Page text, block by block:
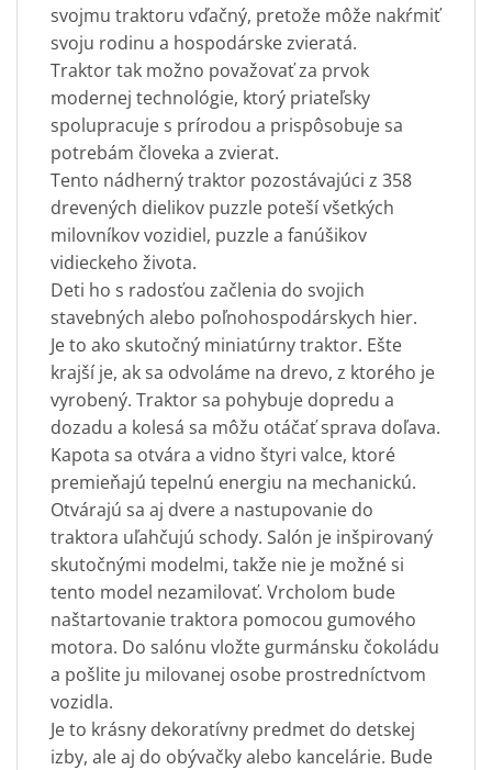
svojmu traktoru vďačný, pretože môže nakŕmiť
svoju rodinu a hospodárske zvieratá.
Traktor tak možno považovať za prvok
modernej technológie, ktorý priateľsky
spolupracuje s prírodou a prispôsobuje sa
potrebám človeka a zvierat.
Tento nádherný traktor pozostávajúci z 358
drevených dielikov puzzle poteší všetkých
milovníkov vozidiel, puzzle a fanúšikov
vidieckeho života.
Deti ho s radosťou začlenia do svojich
stavebných alebo poľnohospodárskych hier.
Je to ako skutočný miniatúrny traktor. Ešte
krajší je, ak sa odvoláme na drevo, z ktorého je
vyrobený. Traktor sa pohybuje dopredu a
dozadu a kolesá sa môžu otáčať sprava doľava.
Kapota sa otvára a vidno štyri valce, ktoré
premieňajú tepelnú energiu na mechanickú.
Otvárajú sa aj dvere a nastupovanie do
traktora uľahčujú schody. Salón je inšpirovaný
skutočnými modelmi, takže nie je možné si
tento model nezamilovať. Vrcholom bude
naštartovanie traktora pomocou gumového
motora. Do salónu vložte gurmánsku čokoládu
a pošlite ju milovanej osobe prostredníctvom
vozidla.
Je to krásny dekoratívny predmet do detskej
izby, ale aj do obývačky alebo kancelárie. Bude